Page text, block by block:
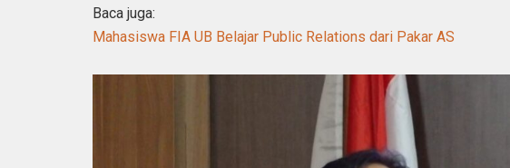
Baca juga:
Mahasiswa FIA UB Belajar Public Relations dari Pakar AS